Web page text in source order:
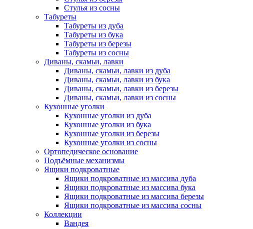
Стулья из сосны
Табуреты
Табуреты из дуба
Табуреты из бука
Табуреты из березы
Табуреты из сосны
Диваны, скамьи, лавки
Диваны, скамьи, лавки из дуба
Диваны, скамьи, лавки из бука
Диваны, скамьи, лавки из березы
Диваны, скамьи, лавки из сосны
Кухонные уголки
Кухонные уголки из дуба
Кухонные уголки из бука
Кухонные уголки из березы
Кухонные уголки из сосны
Ортопедическое основание
Подъёмные механизмы
Ящики подкроватные
Ящики подкроватные из массива дуба
Ящики подкроватные из массива бука
Ящики подкроватные из массива березы
Ящики подкроватные из массива сосны
Коллекции
Вандея